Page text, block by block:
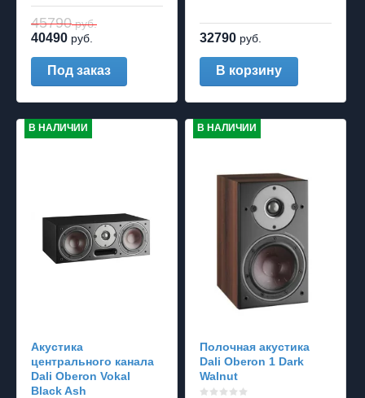
45790руб.
40490 руб.
Под заказ
32790 руб.
В корзину
В НАЛИЧИИ
Акустика
центрального канала
Dali Oberon Vokal
Black Ash
В НАЛИЧИИ
Полочная акустика
Dali Oberon 1 Dark
Walnut